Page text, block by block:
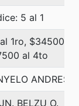
5 al 1
1ro, $345000
al 4to
ANDRES
BELZU O.